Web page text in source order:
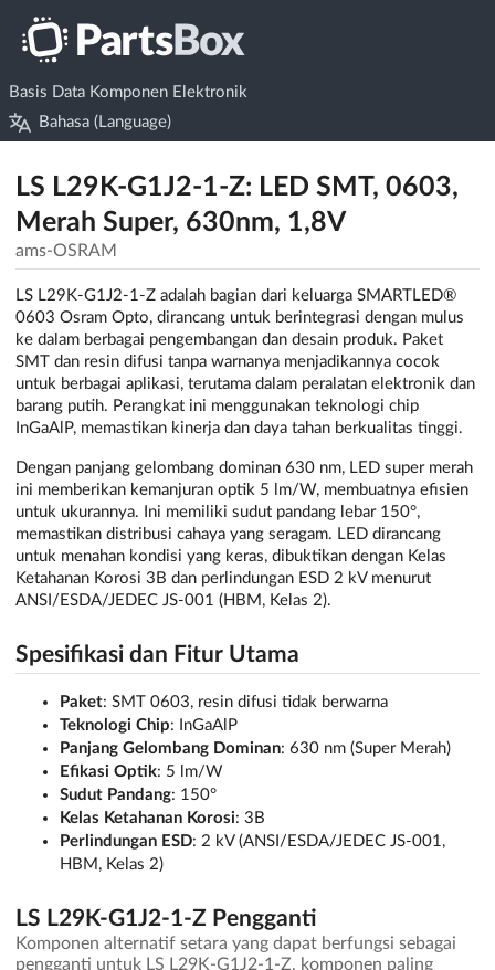
Basis Data Komponen Elektronik
Bahasa (Language)
LS L29K-G1J2-1-Z: LED SMT, 0603,
Merah Super, 630nm, 1,8V
ams-OSRAM
LS L29K-G1J2-1-Z adalah bagian dari keluarga SMARTLED®
0603 Osram Opto, dirancang untuk berintegrasi dengan mulus
ke dalam berbagai pengembangan dan desain produk. Paket
SMT dan resin difusi tanpa warnanya menjadikannya cocok
untuk berbagai aplikasi, terutama dalam peralatan elektronik dan
barang putih. Perangkat ini menggunakan teknologi chip
InGaAlP, memastikan kinerja dan daya tahan berkualitas tinggi.
Dengan panjang gelombang dominan 630 nm, LED super merah
ini memberikan kemanjuran optik 5 lm/W, membuatnya efisien
untuk ukurannya. Ini memiliki sudut pandang lebar 150°,
memastikan distribusi cahaya yang seragam. LED dirancang
untuk menahan kondisi yang keras, dibuktikan dengan Kelas
Ketahanan Korosi 3B dan perlindungan ESD 2 kV menurut
ANSI/ESDA/JEDEC JS-001 (HBM, Kelas 2).
Spesifikasi dan Fitur Utama
Paket: SMT 0603, resin difusi tidak berwarna
Teknologi Chip: InGaAlP
Panjang Gelombang Dominan: 630 nm (Super Merah)
Efikasi Optik: 5 lm/W
Sudut Pandang: 150°
Kelas Ketahanan Korosi: 3B
Perlindungan ESD: 2 kV (ANSI/ESDA/JEDEC JS-001,
HBM, Kelas 2)
LS L29K-G1J2-1-Z Pengganti
Komponen alternatif setara yang dapat berfungsi sebagai
pengganti untuk LS L29K-G1J2-1-Z, komponen paling